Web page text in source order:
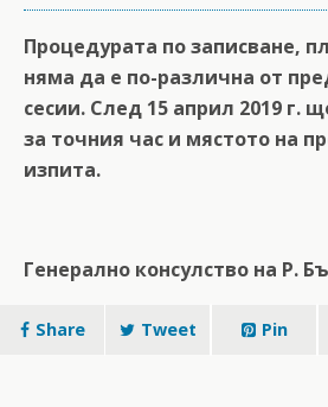
Процедурата по записване,
няма да е по-различна от
сесии. След 15 април 2019 г.
за точния час и мястото на
изпита.
Генерално консулство на Р.
Share Tweet Pin